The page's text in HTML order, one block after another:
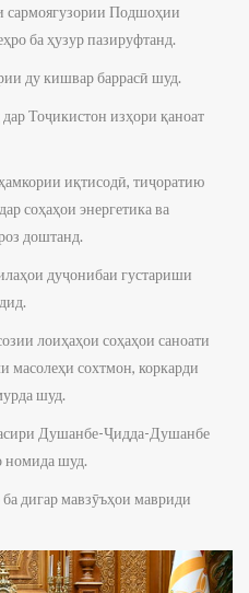
Подшоҳии
ба ҳузур пазируфтанд.
ду кишвар баррасӣ шуд.
Тоҷикистон изҳори қаноат
иқтисодӣ, тиҷоратию
соҳаҳои энергетика ва
доштанд.
дуҷонибаи густариши
лоиҳаҳои соҳаҳои саноати
масолеҳи сохтмон, коркарди
шуд.
Душанбе-Ҷидда-Душанбе
номида шуд.
дигар мавзӯъҳои мавриди